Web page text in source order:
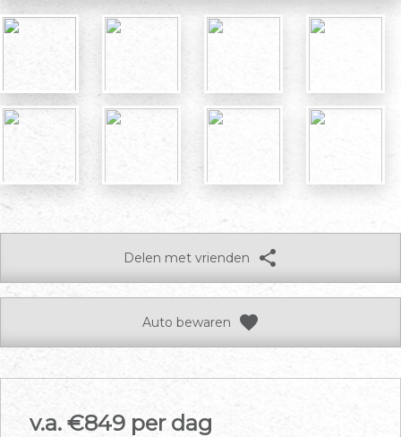
Delen met vrienden share
Auto bewaren favorite
v.a. €849 per dag